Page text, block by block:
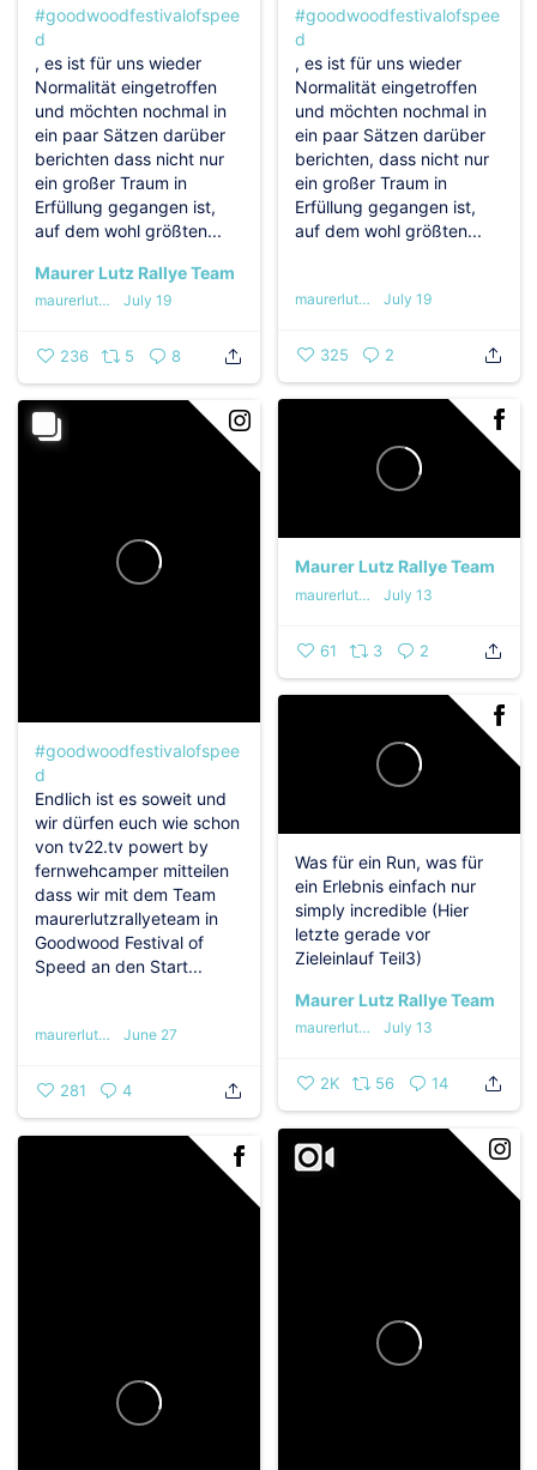
#goodwoodfestivalofspee
d
, es ist für uns wieder
Normalität eingetroffen
und möchten nochmal in
ein paar Sätzen darüber
berichten dass nicht nur
ein großer Traum in
Erfüllung gegangen ist,
auf dem wohl größten...
Maurer Lutz Rallye Team
maurerlutzrallyeteam July 19
236 5 8
#goodwoodfestivalofspee
d
, es ist für uns wieder
Normalität eingetroffen
und möchten nochmal in
ein paar Sätzen darüber
berichten, dass nicht nur
ein großer Traum in
Erfüllung gegangen ist,
auf dem wohl größten...
maurerlutzrallyeteam July 19
325 2
Maurer Lutz Rallye Team
maurerlutzrallyeteam July 13
61 3 2
#goodwoodfestivalofspee
d
Endlich ist es soweit und
wir dürfen euch wie schon
von tv22.tv powert by
fernwehcamper mitteilen
dass wir mit dem Team
maurerlutzrallyeteam in
Goodwood Festival of
Speed an den Start...
maurerlutzrallyeteam June 27
281 4
Was für ein Run, was für
ein Erlebnis einfach nur
simply incredible (Hier
letzte gerade vor
Zieleinlauf Teil3)
Maurer Lutz Rallye Team
maurerlutzrallyeteam July 13
2K 56 14